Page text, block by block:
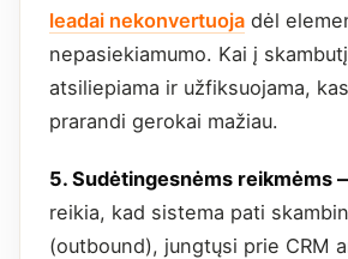
leadai nekonvertuoja dėl
nepasiekiamumo. Kai į
atsiliepiama ir užfiksuojama,
prarandi gerokai mažiau.
5. Sudėtingesnėms reikmėms
reikia, kad sistema pati
(outbound), jungtųsi prie CRM